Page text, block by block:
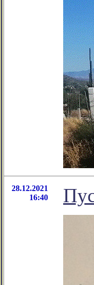
28.12.2021
16:40